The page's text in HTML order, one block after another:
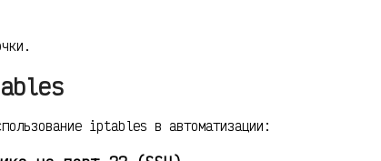
iptables в автоматизации: